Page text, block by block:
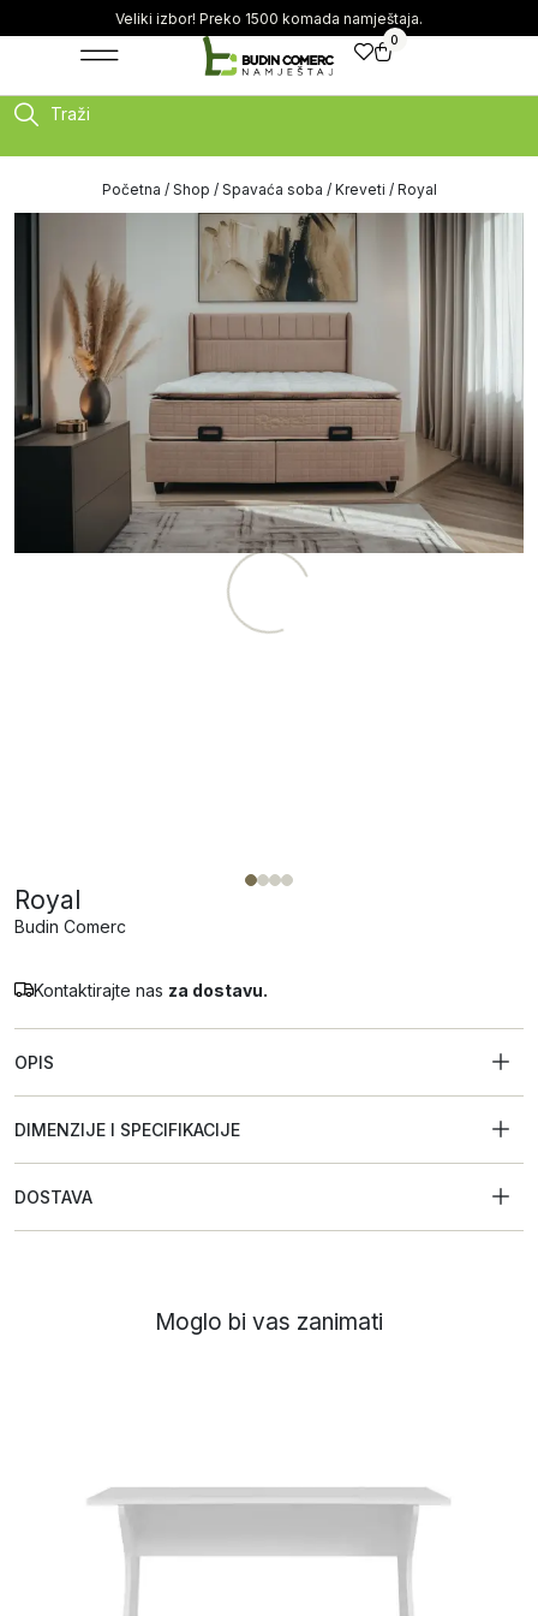
Veliki izbor! Preko 1500 komada namještaja.
0
Traži
Početna / Shop / Spavaća soba / Kreveti / Royal
Royal
Budin Comerc
Kontaktirajte nas za dostavu.
OPIS
DIMENZIJE I SPECIFIKACIJE
DOSTAVA
Moglo bi vas zanimati